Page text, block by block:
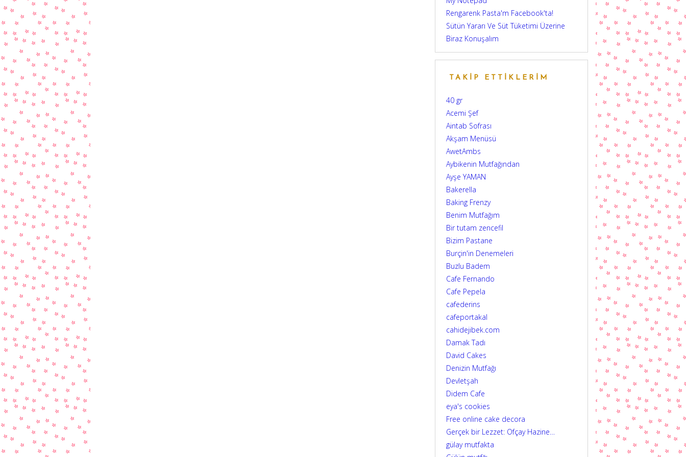
Rengarenk Pasta'm Facebook'ta!
Sütün Yararı Ve Süt Tüketimi Üzerine
Biraz Konuşalım
TAKIP ETTIKLERIM
40 gr
Acemi Şef
Aintab Sofrası
Akşam Menüsü
AwetAmbs
Aybikenin Mutfağından
Ayşe YAMAN
Bakerella
Baking Frenzy
Benim Mutfağım
Bir tutam zencefil
Bizim Pastane
Burçin'in Denemeleri
Buzlu Badem
Cafe Fernando
Cafe Pepela
cafederins
cafeportakal
cahidejibek.com
Damak Tadı
David Cakes
Denizin Mutfağı
Devletşah
Didem Cafe
eya's cookies
Free online cake decora
Gerçek bir Lezzet: Ofçay Hazine…
gülay mutfakta